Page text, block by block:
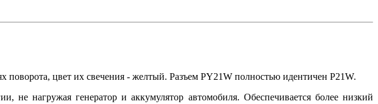
поворота, цвет их свечения - желтый. Разъем PY21W полностью идентичен P21W.
не нагружая генератор и аккумулятор автомобиля. Обеспечивается более низкий